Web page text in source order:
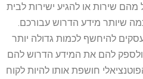
שירות או להגיע ישירות לבית
שיותר מידע הדרוש עבורכם.
להיחשף לכמות גדולה יותר
ולספק להם את המידע הדרוש להם
חושפת אותו להיות לקוח